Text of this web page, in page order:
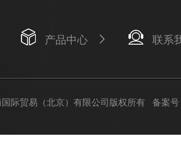
产品中心 联系
际贸易（北京）有限公司版权所有 备案号